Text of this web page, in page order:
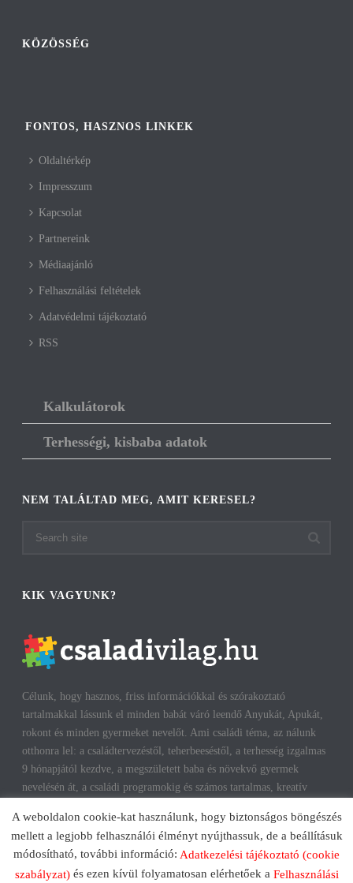
KÖZÖSSÉG
FONTOS, HASZNOS LINKEK
Oldaltérkép
Impresszum
Kapcsolat
Partnereink
Médiaajánló
Felhasználási feltételek
Adatvédelmi tájékoztató
RSS
Kalkulátorok
Terhességi, kisbaba adatok
NEM TALÁLTAD MEG, AMIT KERESEL?
KIK VAGYUNK?
Célunk, hogy hasznos, friss információkkal és szórakoztató
tartalmakkal lássunk el minden babát váró leendő Anyukát, Apukát,
rokont és minden gyermeket nevelőt. Ami családi téma, az nálunk
otthonra lel: a családtervezéstől, teherbeeséstől, a terhesség izgalmas
9 hónapjától kezdve, a megszületett baba és növekvő gyermek
nevelésén át, a családi programokig és számos tartalmas, kreatív
gyermekkorhoz, gyerekeink testi és lelki egészségéhez az út többek
között a szülők megfelelő attitűdje, kíváncsisága, jól informáltsága
mentén vezet. Reméljük, mi is segítünk ezen az úton!
A weboldalon cookie-kat használunk, hogy biztonságos böngészés
mellett a legjobb felhasználói élményt nyújthassuk, de a beállításuk
módosítható, további információ: Adatkezelési tájékoztató (cookie
szabályzat) és ezen kívül folyamatosan elérhetőek a Felhasználási